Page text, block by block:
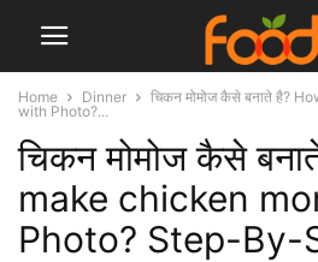
Home Dinner
चिकन मोमोज कैसे बनाते है?
with Photo?...
चिकन मोमोज कैसे
make chicken
Photo? Step-By-